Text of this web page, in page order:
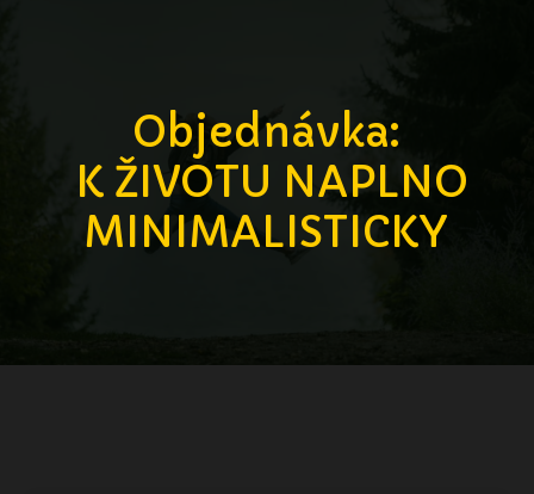
Objednávka:
K ŽIVOTU NAPLNO
MINIMALISTICKY